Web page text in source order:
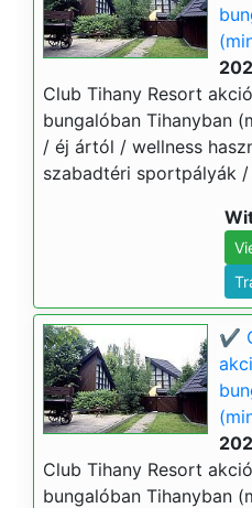
Club Tihany Resort
bungalóban Tihanyban
/ éj ártól / wellness
szabadtéri sportpályák /
✔️
Club Tihany Resort
bungalóban Tihanyban